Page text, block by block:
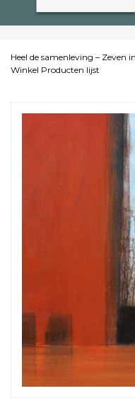
Heel de samenleving – Zeven
Winkel Producten lijst